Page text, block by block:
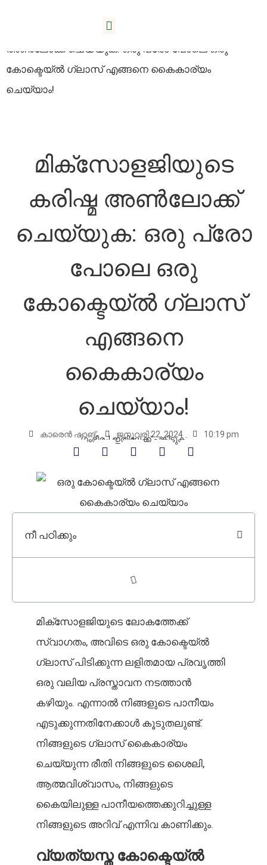
/ മിക്സോളജിയുടെ കരിഷ്മ
അൺലോക്ക് ചെയ്യുക: ഒരു പ്രോ പോലെ ഒരു
കോക്ടെയ്ൽ ഗ്ലാസ് എങ്ങനെ കൈകാര്യം
ചെയ്യാം!
മിക്സോളജിയുടെ
കരിഷ്മ അൺലോക്ക്
ചെയ്യുക: ഒരു പ്രോ
പോലെ ഒരു
കോക്ടെയ്ൽ ഗ്ലാസ്
എങ്ങനെ
കൈകാര്യം
ചെയ്യാം!
കാരെൻ ഷാങ് ജനുവരി 22, 2024 10:19 pm
ഗംഭീരം! ഇതിലേക്ക് പങ്കിടുക:
നീ പഠിക്കും
മിക്സോളജിയുടെ ലോകത്തേക്ക്
സ്വാഗതം, അവിടെ ഒരു കോക്ടെയ്ൽ
ഗ്ലാസ് പിടിക്കുന്ന ലളിതമായ പ്രവൃത്തി
ഒരു വലിയ പ്രസ്താവന നടത്താൻ
കഴിയും. എന്നാൽ നിങ്ങളുടെ പാനീയം
എടുക്കുന്നതിനേക്കാൾ കൂടുതലുണ്ട്.
നിങ്ങളുടെ ഗ്ലാസ് കൈകാര്യം
ചെയ്യുന്ന രീതി നിങ്ങളുടെ ശൈലി,
ആത്മവിശ്വാസം, നിങ്ങളുടെ
കൈയിലുള്ള പാനീയത്തെക്കുറിച്ചുള്ള
നിങ്ങളുടെ അറിവ് എന്നിവ കാണിക്കും.
വ്യത്യസ്ത കോക്ടെയ്ൽ